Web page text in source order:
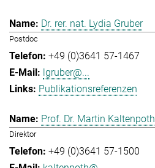
Dr. rer. nat. Lydia Gruber
Postdoc
+49 (0)3641 57-1467
lgruber@...
Publikationsreferenzen
Prof. Dr. Martin Kaltenpoth
Direktor
+49 (0)3641 57-1500